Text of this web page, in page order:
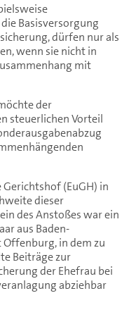
Basisversorgung
dürfen nur als
wenn sie nicht in
mit
der
steuerlichen Vorteil
Gerichtshof (EuGH) in
dieser
des Anstoßes war ein
aus Baden-
in dem zu
Beiträge zur
der Ehefrau bei
abziehbar